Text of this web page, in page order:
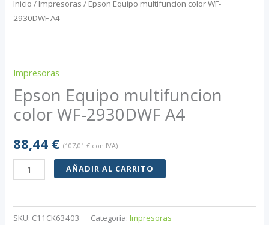
Inicio / Impresoras / Epson Equipo multifuncion color WF-
2930DWF A4
Impresoras
Epson Equipo multifuncion
color WF-2930DWF A4
88,44 € (107,01€ con IVA)
Epson
Equipo
color
AÑADIR AL CARRITO
SKU: C11CK63403 Categoría:Impresoras